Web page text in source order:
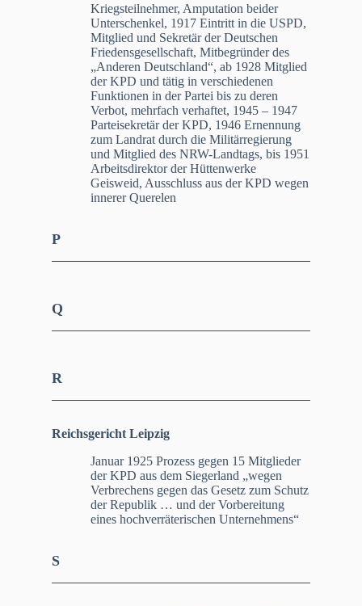
Kriegsteilnehmer, Amputation beider
Unterschenkel, 1917 Eintritt in die USPD,
Mitglied und Sekretär der Deutschen
Friedensgesellschaft, Mitbegründer des
„Anderen Deutschland“, ab 1928 Mitglied
der KPD und tätig in verschiedenen
Funktionen in der Partei bis zu deren
Verbot, mehrfach verhaftet, 1945 – 1947
Parteisekretär der KPD, 1946 Ernennung
zum Landrat durch die Militärregierung
und Mitglied des NRW-Landtags, bis 1951
Arbeitsdirektor der Hüttenwerke
Geisweid, Ausschluss aus der KPD wegen
innerer Querelen
P
Q
R
Reichsgericht Leipzig
Januar 1925 Prozess gegen 15 Mitglieder
der KPD aus dem Siegerland „wegen
Verbrechens gegen das Gesetz zum Schutz
der Republik … und der Vorbereitung
eines hochverräterischen Unternehmens“
S